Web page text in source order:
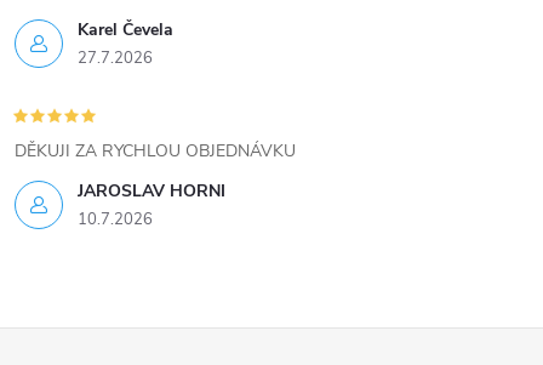
ý
p
i
s
u
Karel Čevela
27.7.2026
JAROSLAV HORNI
10.7.2026
DĚKUJI ZA RYCHLOU OBJEDNÁVKU